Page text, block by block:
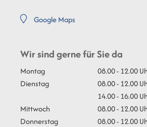
Google Maps
Wir sind gerne für Sie da
Montag
08.00 - 12.00
Dienstag
08.00 - 12.00
14.00 - 16.00
Mittwoch
08.00 - 12.00
Donnerstag
08.00 - 12.00